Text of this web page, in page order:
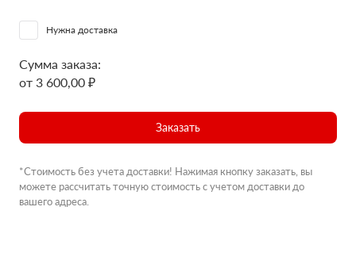
Нужна доставка
Сумма заказа:
от 3 600,00 ₽
Заказать
*Стоимость без учета доставки! Нажимая кнопку заказать, вы
можете рассчитать точную стоимость с учетом доставки до
вашего адреса.